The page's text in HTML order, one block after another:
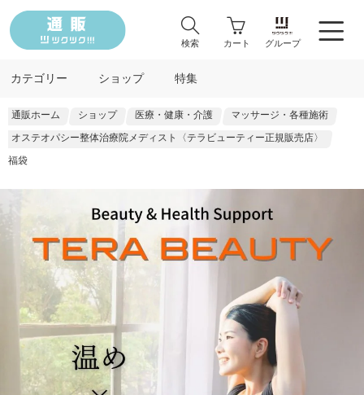
検索 カート グループ
カテゴリー ショップ 特集
通販ホーム ショップ 医療・健康・介護
マッサージ・各種施術
オステオパシー整体治療院メディスト〈テラビューティー正規販売店〉
福袋